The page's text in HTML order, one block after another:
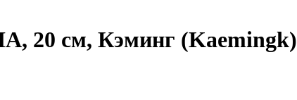
20 см, Кэминг (Kaemingk)